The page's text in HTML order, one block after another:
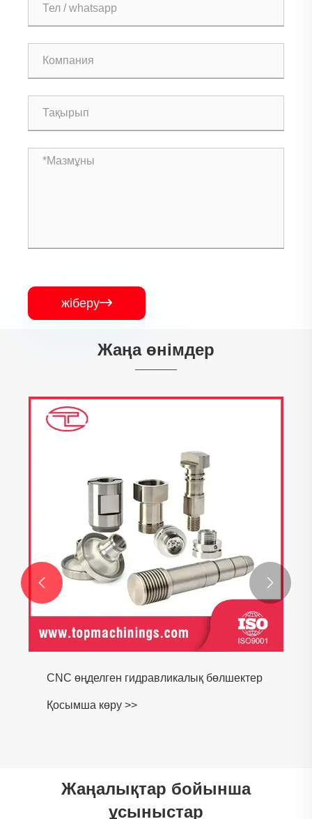
жіберу
Жаңа өнімдер
CNC өңделген гидравликалық бөлшектер
Қосымша көру >>
 
Жаңалықтар бойынша
ұсыныстар